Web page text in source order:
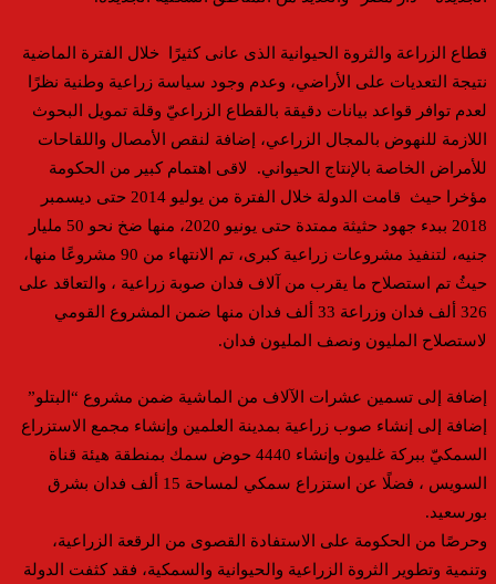
قطاع الزراعة والثروة الحيوانية الذى عانى كثيرًا خلال الفترة الماضية
نتيجة التعديات على الأراضي، وعدم وجود سياسة زراعية وطنية نظرًا
لعدم توافر قواعد بيانات دقيقة بالقطاع الزراعيّ وقلة تمويل البحوث
اللازمة للنهوض بالمجال الزراعي، إضافة لنقص الأمصال واللقاحات
للأمراض الخاصة بالإنتاج الحيواني. لاقى اهتمام كبير من الحكومة
مؤخرا حيث قامت الدولة خلال الفترة من يوليو 2014 حتى ديسمبر
2018 ببدء جهود حثيثة ممتدة حتى يونيو 2020، منها ضخ نحو 50 مليار
جنيه، لتنفيذ مشروعات زراعية كبرى، تم الانتهاء من 90 مشروعًا منها،
حيثُ تم استصلاح ما يقرب من آلاف فدان صوبة زراعية ، والتعاقد على
326 ألف فدان وزراعة 33 ألف فدان منها ضمن المشروع القومي
لاستصلاح المليون ونصف المليون فدان.
إضافة إلى تسمين عشرات الآلاف من الماشية ضمن مشروع “البتلو”
إضافة إلى إنشاء صوب زراعية بمدينة العلمين وإنشاء مجمع الاستزراع
السمكيّ ببركة غليون وإنشاء 4440 حوض سمك بمنطقة هيئة قناة
السويس ، فضلًا عن استزراع سمكي لمساحة 15 ألف فدان بشرق
بورسعيد.
وحرصًا من الحكومة على الاستفادة القصوى من الرقعة الزراعية،
وتنمية وتطوير الثروة الزراعية والحيوانية والسمكية، فقد كثفت الدولة